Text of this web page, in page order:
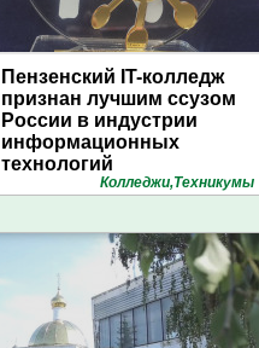
Пензенский IT-колледж
признан лучшим ссузом
России в индустрии
информационных
технологий
Колледжи,Техникумы